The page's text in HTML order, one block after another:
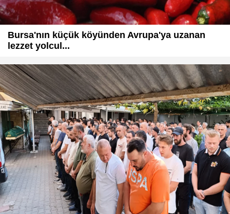
Bursa'nın küçük köyünden Avrupa'ya uzanan
lezzet yolcul...